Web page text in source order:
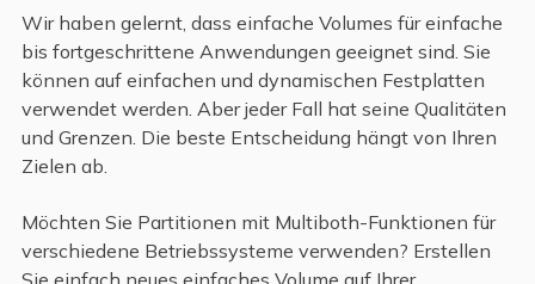
Wir haben gelernt, dass einfache Volumes für einfache
bis fortgeschrittene Anwendungen geeignet sind. Sie
können auf einfachen und dynamischen Festplatten
verwendet werden. Aber jeder Fall hat seine Qualitäten
und Grenzen. Die beste Entscheidung hängt von Ihren
Zielen ab.
Möchten Sie Partitionen mit Multiboth-Funktionen für
verschiedene Betriebssysteme verwenden? Erstellen
Sie einfach neues einfaches Volume auf Ihrer